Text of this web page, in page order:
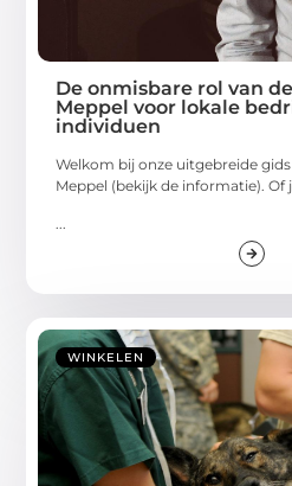
De onmisbare rol van
Meppel voor lokale
individuen
Welkom bij onze uitgebreide
Meppel (bekijk de informatie). Of
...
WINKELEN